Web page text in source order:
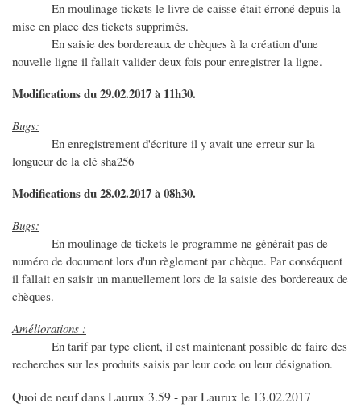
En moulinage tickets le livre de caisse était érroné depuis la
mise en place des tickets supprimés.
En saisie des bordereaux de chèques à la création d'une
nouvelle ligne il fallait valider deux fois pour enregistrer la ligne.
Modifications du 29.02.2017 à 11h30.
Bugs:
En enregistrement d'écriture il y avait une erreur sur la
longueur de la clé sha256
Modifications du 28.02.2017 à 08h30.
Bugs:
En moulinage de tickets le programme ne générait pas de
numéro de document lors d'un règlement par chèque. Par conséquent
il fallait en saisir un manuellement lors de la saisie des bordereaux de
chèques.
Améliorations :
En tarif par type client, il est maintenant possible de faire des
recherches sur les produits saisis par leur code ou leur désignation.
Quoi de neuf dans Laurux 3.59 - par Laurux le 13.02.2017